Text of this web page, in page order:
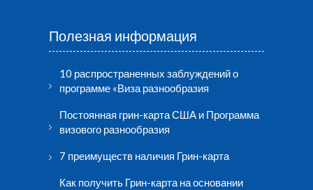
Полезная информация
10 распространенных заблуждений о
программе «Виза разнообразия
Постоянная грин-карта США и Программа
визового разнообразия
7 преимуществ наличия Грин-карта
Как получить Грин-карта на основании